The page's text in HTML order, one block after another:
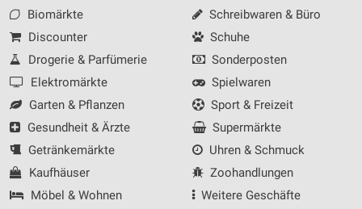
Biomärkte
Discounter
Drogerie & Parfümerie
Elektromärkte
Garten & Pflanzen
Gesundheit & Ärzte
Getränkemärkte
Kaufhäuser
Möbel & Wohnen
Schreibwaren & Büro
Schuhe
Sonderposten
Spielwaren
Sport & Freizeit
Supermärkte
Uhren & Schmuck
Zoohandlungen
Weitere Geschäfte